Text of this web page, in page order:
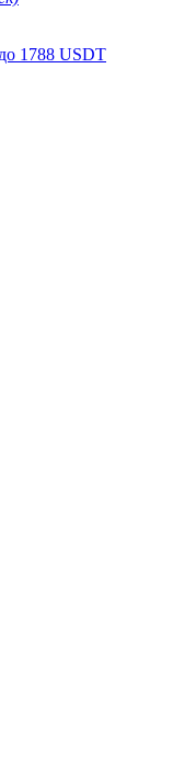
Bonus
1788 USDT